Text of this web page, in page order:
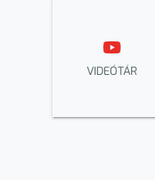
VIDEÓTÁR